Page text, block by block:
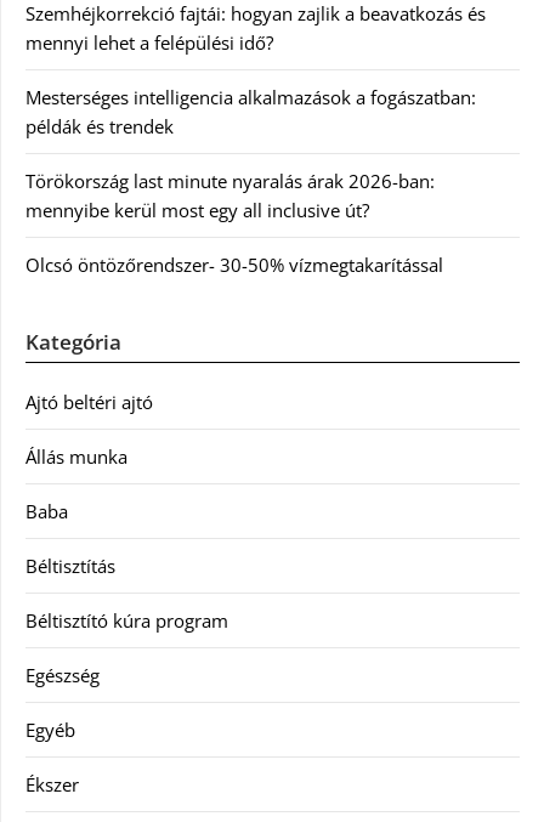
Szemhéjkorrekció fajtái: hogyan zajlik a beavatkozás és
mennyi lehet a felépülési idő?
Mesterséges intelligencia alkalmazások a fogászatban:
példák és trendek
Törökország last minute nyaralás árak 2026-ban:
mennyibe kerül most egy all inclusive út?
Olcsó öntözőrendszer- 30-50% vízmegtakarítással
Kategória
Ajtó beltéri ajtó
Állás munka
Baba
Béltisztítás
Béltisztító kúra program
Egészség
Egyéb
Ékszer